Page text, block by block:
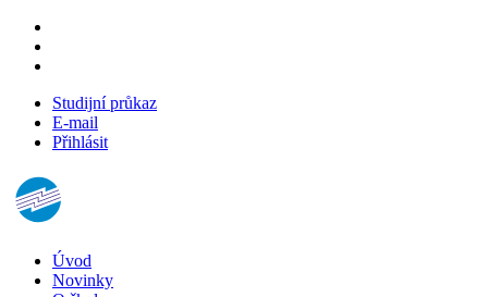
Studijní průkaz
E-mail
Přihlásit
Úvod
Novinky